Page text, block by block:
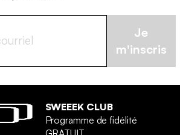
Je
m'inscris
SWEEEK CLUB
Programme de fidélité